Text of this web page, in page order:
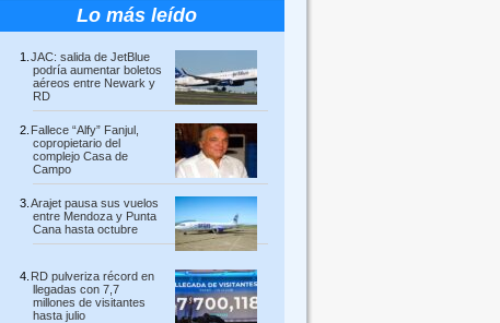
Lo más leído
JAC: salida de JetBlue
podría aumentar boletos
aéreos entre Newark y
RD
Fallece “Alfy” Fanjul,
copropietario del
complejo Casa de
Campo
Arajet pausa sus vuelos
entre Mendoza y Punta
Cana hasta octubre
RD pulveriza récord en
llegadas con 7,7
millones de visitantes
hasta julio